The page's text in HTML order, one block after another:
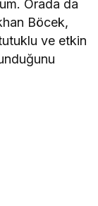
Orada da
Böcek,
ve etkin